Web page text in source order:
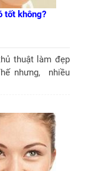
tốt không?
thuật làm đẹp
nhưng, nhiều